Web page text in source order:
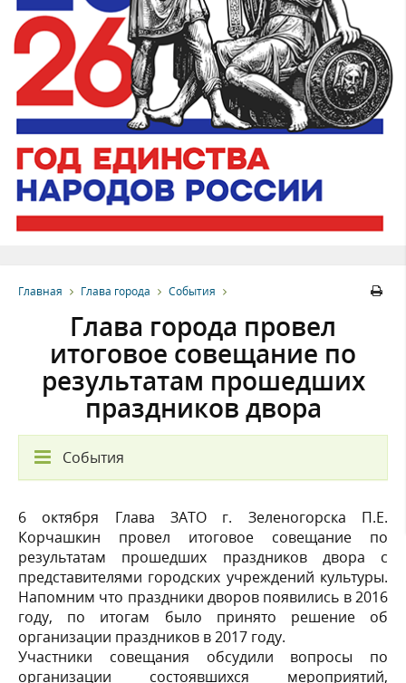
Главная Глава города События
Глава города провел
итоговое совещание по
результатам прошедших
праздников двора
События
6 октября Глава ЗАТО г. Зеленогорска П.Е.
Корчашкин провел итоговое совещание по
результатам прошедших праздников двора с
представителями городских учреждений культуры.
Напомним что праздники дворов появились в 2016
году, по итогам было принято решение об
организации праздников в 2017 году.
Участники совещания обсудили вопросы по
организации состоявшихся мероприятий,